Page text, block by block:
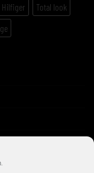
Hilfiger
Total look